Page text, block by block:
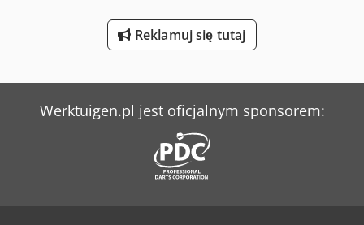
Mercedes-Benz V
Sennebogen 355 E
Sennebogen 818 E
Sennebogen 821 E
Sperr & Lechner Maszyny Do Cięcia
Reklamuj się tutaj
Werktuigen.pl jest oficjalnym sponsorem: